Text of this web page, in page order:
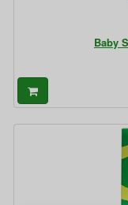
Baby